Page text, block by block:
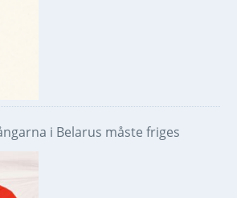
i Belarus måste friges